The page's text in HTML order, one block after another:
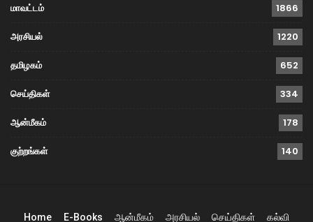
மாவட்டம் 1866
அரசியல் 1220
தமிழகம் 652
செய்திகள் 334
ஆன்மீகம் 178
குற்றங்கள் 140
Home E-Books ஆன்மீகம் அரசியல் செய்திகள் கல்வி